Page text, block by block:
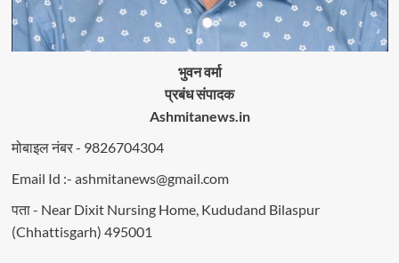
भुवन वर्मा
प्रबंध संपादक
Ashmitanews.in
मोबाइल नंबर - 9826704304
Email Id :- ashmitanews@gmail.com
पता - Near Dixit Nursing Home, Kududand Bilaspur
(Chhattisgarh) 495001